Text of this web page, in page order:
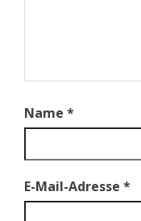
Name *
E-Mail-Adresse *